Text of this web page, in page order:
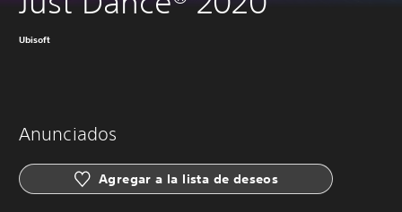
Ubisoft
Anunciados
Agregar a la lista de deseos